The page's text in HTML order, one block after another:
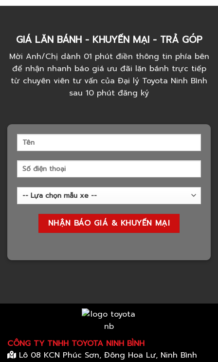
GIÁ LĂN BÁNH - KHUYẾN MẠI - TRẢ GÓP
Mời Anh/Chị dành 01 phút điền thông tin phía bên
để nhận nhanh báo giá ưu đãi lăn bánh trực tiếp
từ chuyên viên tư vấn của Đại lý Toyota Ninh Bình
sau 10 phút đăng ký
CÔNG TY TNHH TOYOTA NINH BÌNH
Lô 08 KCN Phúc Sơn, Đông Hoa Lư, Ninh Bình